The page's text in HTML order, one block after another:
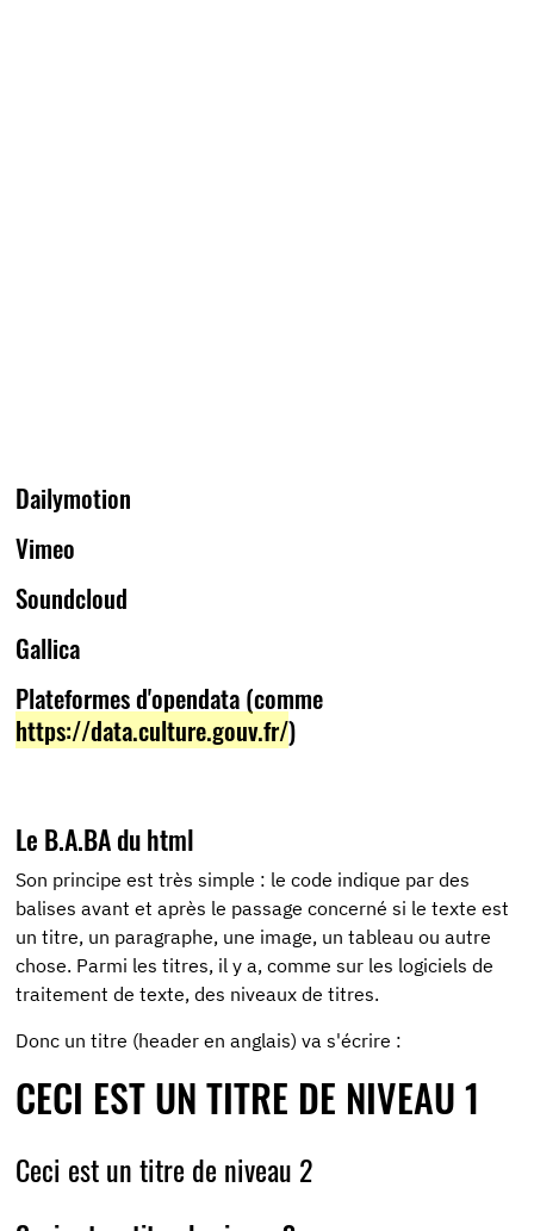
Dailymotion
Vimeo
Soundcloud
Gallica
Plateformes d'opendata (comme
https://data.culture.gouv.fr/)
Le B.A.BA du html
Son principe est très simple : le code indique par des
balises avant et après le passage concerné si le texte est
un titre, un paragraphe, une image, un tableau ou autre
chose. Parmi les titres, il y a, comme sur les logiciels de
traitement de texte, des niveaux de titres.
Donc un titre (header en anglais) va s'écrire :
CECI EST UN TITRE DE NIVEAU 1
Ceci est un titre de niveau 2